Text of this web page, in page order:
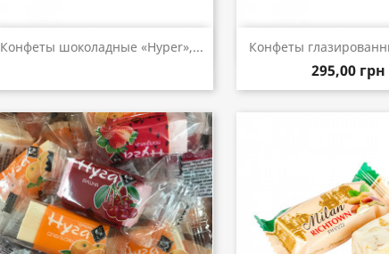
Конфеты шоколадные «Hyper»,...
Быстрый просмотр Конфеты
295,00 грн
Быстрый